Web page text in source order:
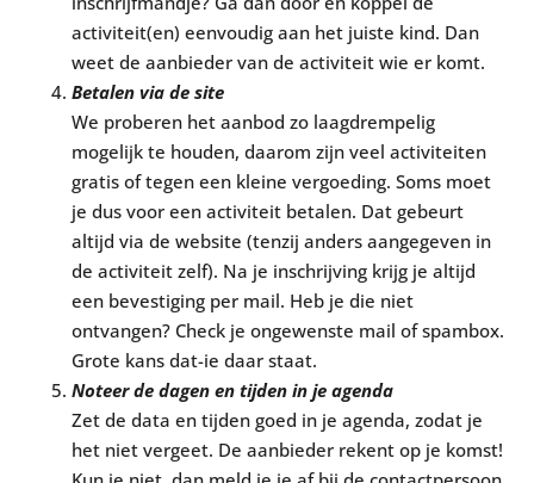
activiteit(en) eenvoudig aan het juiste kind. Dan
weet de aanbieder van de activiteit wie er komt.
Betalen via de site
We proberen het aanbod zo laagdrempelig
mogelijk te houden, daarom zijn veel activiteiten
gratis of tegen een kleine vergoeding. Soms moet
je dus voor een activiteit betalen. Dat gebeurt
altijd via de website (tenzij anders aangegeven in
de activiteit zelf). Na je inschrijving krijg je altijd
een bevestiging per mail. Heb je die niet
ontvangen? Check je ongewenste mail of spambox.
Grote kans dat-ie daar staat.
Noteer de dagen en tijden in je agenda
Zet de data en tijden goed in je agenda, zodat je
het niet vergeet. De aanbieder rekent op je komst!